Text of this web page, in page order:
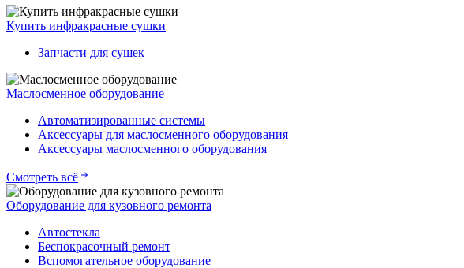
Купить инфракрасные сушки
Запчасти для сушек
Маслосменное оборудование
Автоматизированные системы
Аксессуары для маслосменного оборудования
Аксессуары маслосменного оборудования
Смотреть всё
Оборудование для кузовного ремонта
Автостекла
Беспокрасочный ремонт
Вспомогательное оборудование